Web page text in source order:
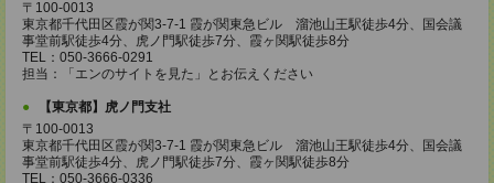
〒100-0013
東京都千代田区霞が関3-7-1 霞が関東急ビル 溜池山王駅徒歩4分、国会議
事堂前駅徒歩4分、虎ノ門駅徒歩7分、霞ヶ関駅徒歩8分
TEL：050-3666-0291
担当：「エンのサイトを見た」とお伝えください
【東京都】虎ノ門支社
〒100-0013
東京都千代田区霞が関3-7-1 霞が関東急ビル 溜池山王駅徒歩4分、国会議
事堂前駅徒歩4分、虎ノ門駅徒歩7分、霞ヶ関駅徒歩8分
TEL：050-3666-0336